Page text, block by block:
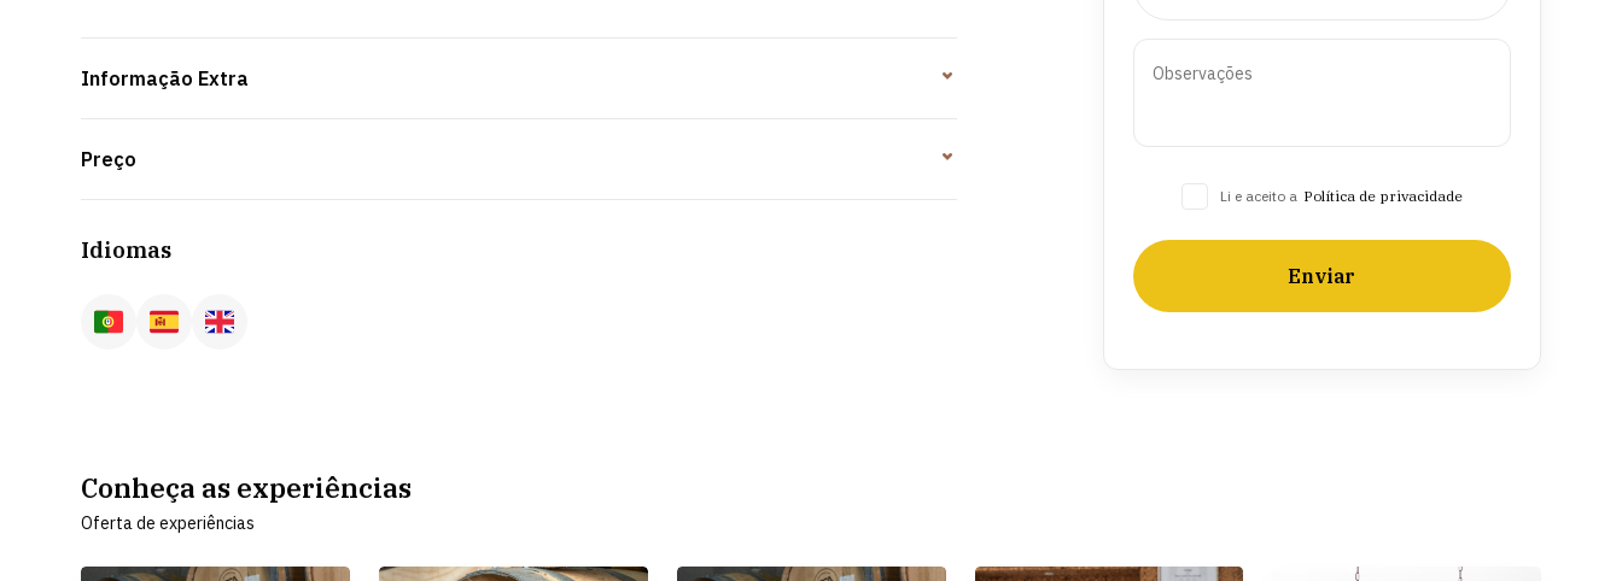
Informação Extra
Preço
Idiomas
Li e aceito a Política de privacidade
Enviar
Conheça as experiências
Oferta de experiências